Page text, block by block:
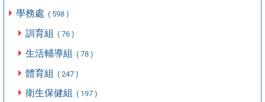
學務處 ( 598 )
訓育組 ( 76 )
生活輔導組 ( 78 )
體育組 ( 247 )
衛生保健組 ( 197 )